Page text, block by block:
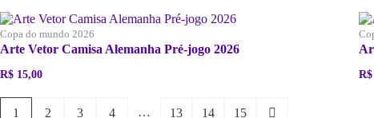
Copa do mundo 2026
Arte Vetor Camisa Alemanha Pré-jogo 2026
R$ 15,00 R$
1 2 3 4 … 13 14 15